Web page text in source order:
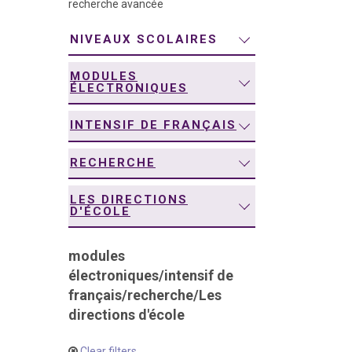
recherche avancée
NIVEAUX SCOLAIRES
MODULES
ÉLECTRONIQUES
INTENSIF DE FRANÇAIS
RECHERCHE
LES DIRECTIONS
D'ÉCOLE
modules
électroniques/intensif de
français/recherche/Les
directions d'école